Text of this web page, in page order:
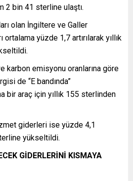
2 bin 41 sterline ulaştı.
olan İngiltere ve Galler
yüzde 1,7 artırılarak yıllık
karbon emisyonu oranlarına göre
de “E bandında”
bir araç için yıllık 155 sterlinden
giderleri ise yüzde 4,1
yükseltildi.
GİDERLERİNİ KISMAYA